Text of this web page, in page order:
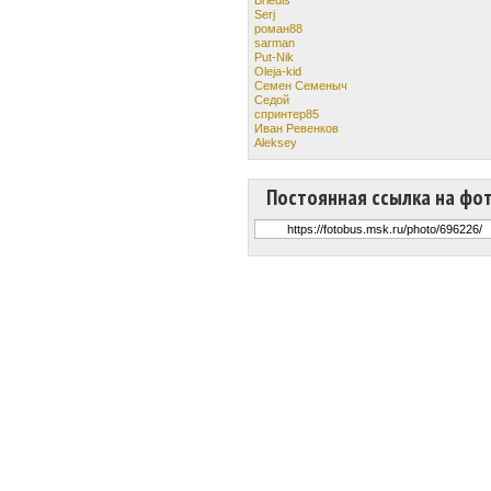
Serj
роман88
sarman
Put-Nik
Oleja-kid
Семен Семеныч
Cедой
спринтер85
Иван Ревенков
Aleksey
Постоянная ссылка на